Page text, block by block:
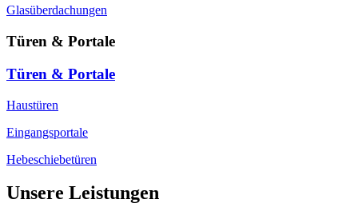
Glasüberdachungen
Türen & Portale
Türen & Portale
Haustüren
Eingangsportale
Hebeschiebetüren
Unsere Leistungen